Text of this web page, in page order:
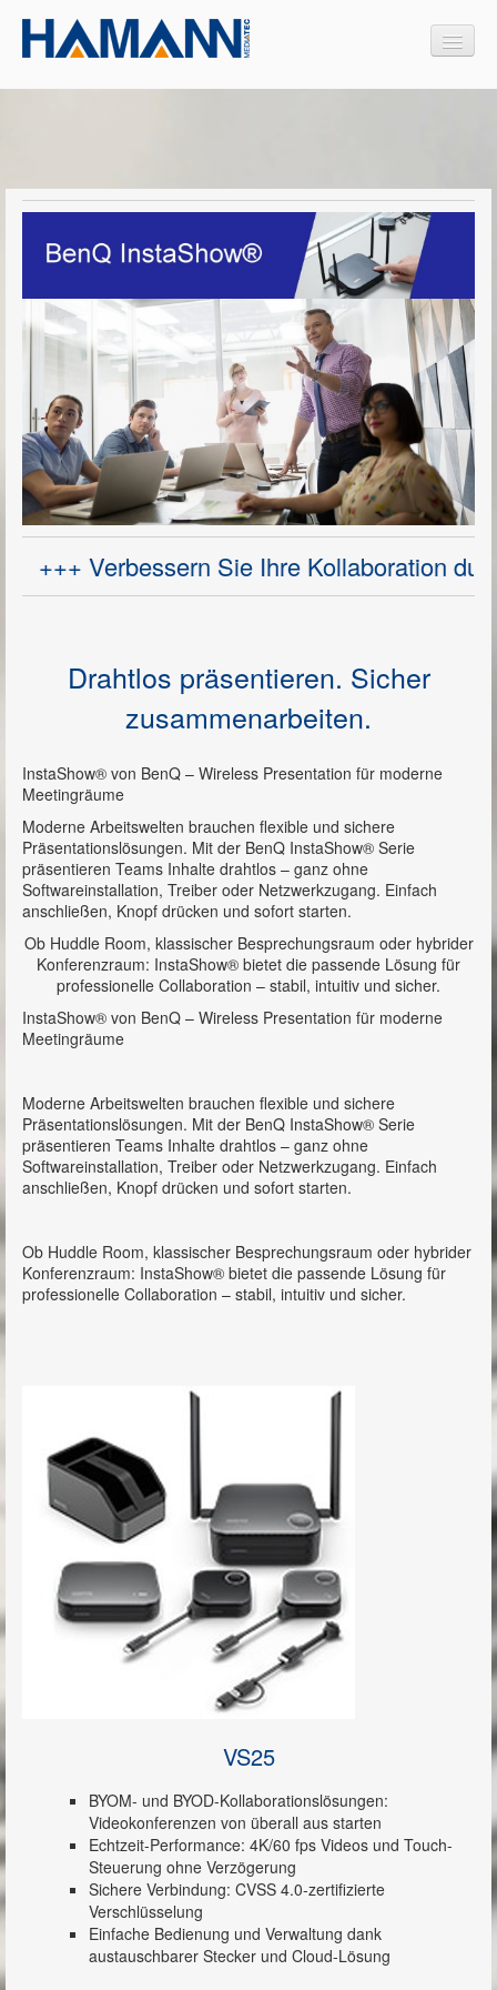
Interaktive Medien
Legamaster
BenQ InstaShow®
BARCO ClickShare
Medienmöbel
Design Medienmöbel
Projektoren
Dokumentenkameras
Mischverstärker / Mixer
Newsroom
Showroom
Referenzen
Kontakt
Impressum
Verbessern Sie Ihre Kollaboration durch
Drahtlos präsentieren. Sicher
zusammenarbeiten.
InstaShow® von BenQ – Wireless Presentation für moderne
Meetingräume
Moderne Arbeitswelten brauchen flexible und sichere
Präsentationslösungen. Mit der BenQ InstaShow® Serie
präsentieren Teams Inhalte drahtlos – ganz ohne
Softwareinstallation, Treiber oder Netzwerkzugang. Einfach
anschließen, Knopf drücken und sofort starten.
Ob Huddle Room, klassischer Besprechungsraum oder hybrider
Konferenzraum: InstaShow® bietet die passende Lösung für
professionelle Collaboration – stabil, intuitiv und sicher.
InstaShow® von BenQ – Wireless Presentation für moderne
Meetingräume
Moderne Arbeitswelten brauchen flexible und sichere
Präsentationslösungen. Mit der BenQ InstaShow® Serie
präsentieren Teams Inhalte drahtlos – ganz ohne
Softwareinstallation, Treiber oder Netzwerkzugang. Einfach
anschließen, Knopf drücken und sofort starten.
Ob Huddle Room, klassischer Besprechungsraum oder hybrider
Konferenzraum: InstaShow® bietet die passende Lösung für
professionelle Collaboration – stabil, intuitiv und sicher.
VS25
BYOM- und BYOD-Kollaborationslösungen:
Videokonferenzen von überall aus starten
Echtzeit-Performance: 4K/60 fps Videos und Touch-
Steuerung ohne Verzögerung
Sichere Verbindung: CVSS 4.0-zertifizierte
Verschlüsselung
Einfache Bedienung und Verwaltung dank
austauschbarer Stecker und Cloud-Lösung